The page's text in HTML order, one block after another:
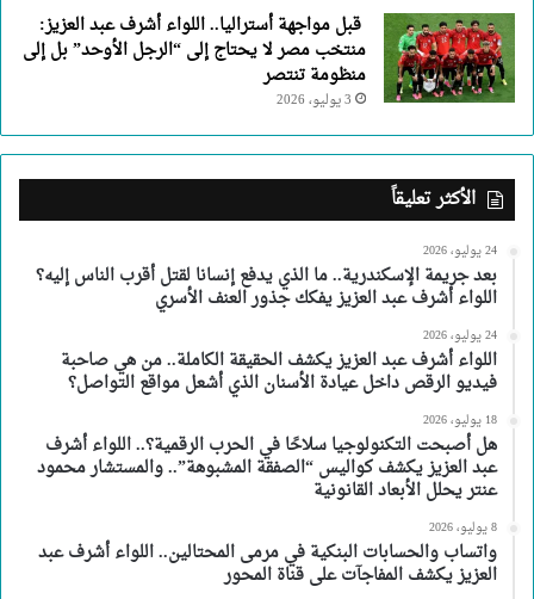
قبل مواجهة أستراليا.. اللواء أشرف عبد العزيز:
منتخب مصر لا يحتاج إلى “الرجل الأوحد” بل إلى
منظومة تنتصر
3 يوليو، 2026
الأكثر تعليقاً
24 يوليو، 2026
بعد جريمة الإسكندرية.. ما الذي يدفع إنسانا لقتل أقرب الناس إليه؟
اللواء أشرف عبد العزيز يفكك جذور العنف الأسري
24 يوليو، 2026
اللواء أشرف عبد العزيز يكشف الحقيقة الكاملة.. من هي صاحبة
فيديو الرقص داخل عيادة الأسنان الذي أشعل مواقع التواصل؟
18 يوليو، 2026
هل أصبحت التكنولوجيا سلاحًا في الحرب الرقمية؟.. اللواء أشرف
عبد العزيز يكشف كواليس “الصفقة المشبوهة”.. والمستشار محمود
عنتر يحلل الأبعاد القانونية
8 يوليو، 2026
واتساب والحسابات البنكية في مرمى المحتالين.. اللواء أشرف عبد
العزيز يكشف المفاجآت على قناة المحور